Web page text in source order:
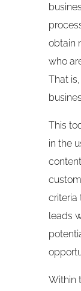
obtain
who
That
This
in the
criteria
leads
Within